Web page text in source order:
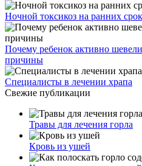
Ночной токсикоз на ранних
Почему ребенок активно
причины
Специалисты в лечении храпа
Свежие публикации
Травы для лечения горла
Кровь из ушей